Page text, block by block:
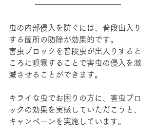
━━━━━━━━━━━
虫の内部侵入を防ぐには、普段出入り
する箇所の防除が効果的です。
害虫ブロックを普段虫が出入りすると
ころに噴霧することで害虫の侵入を激
減させることができます。
キライな虫でお困りの方に、害虫ブロ
ックの効果を実感していただこうと、
キャンペーンを実施しています。